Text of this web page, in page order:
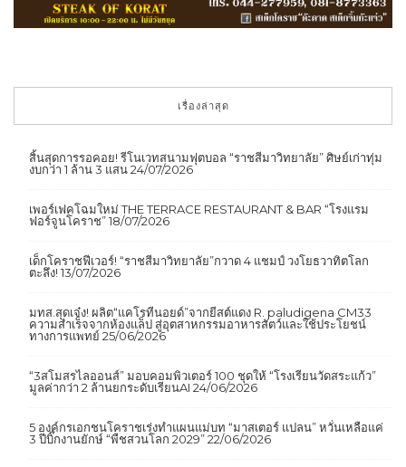
เรื่องล่าสุด
สิ้นสุดการรอคอย! รีโนเวทสนามฟุตบอล “ราชสีมาวิทยาลัย” ศิษย์เก่าทุ่ม
งบกว่า 1 ล้าน 3 แสน 24/07/2026
เพอร์เฟคโฉมใหม่ THE TERRACE RESTAURANT & BAR “โรงแรม
ฟอร์จูนโคราช” 18/07/2026
เด็กโคราชฟีเวอร์! “ราชสีมาวิทยาลัย”กวาด 4 แชมป์ วงโยธวาทิตโลก
ตะลึง! 13/07/2026
มทส.สุดเจ๋ง! ผลิต“แคโรทีนอยด์”จากยีสต์แดง R. paludigena CM33
ความสำเร็จจากห้องแล็ป สู่อุตสาหกรรมอาหารสัตว์และใช้ประโยชน์
ทางการแพทย์ 25/06/2026
“3สโมสรไลออนส์” มอบคอมพิวเตอร์ 100 ชุดให้ “โรงเรียนวัดสระแก้ว”
มูลค่ากว่า 2 ล้านยกระดับเรียนAI 24/06/2026
5 องค์กรเอกชนโคราชเร่งทำแผนแม่บท “มาสเตอร์ แปลน” หวั่นเหลือแค่
3 ปีบิ๊กงานยักษ์ “พืชสวนโลก 2029” 22/06/2026